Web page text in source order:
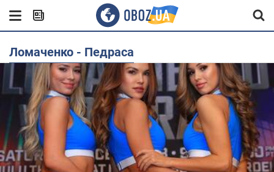
Ломаченко - Педраса